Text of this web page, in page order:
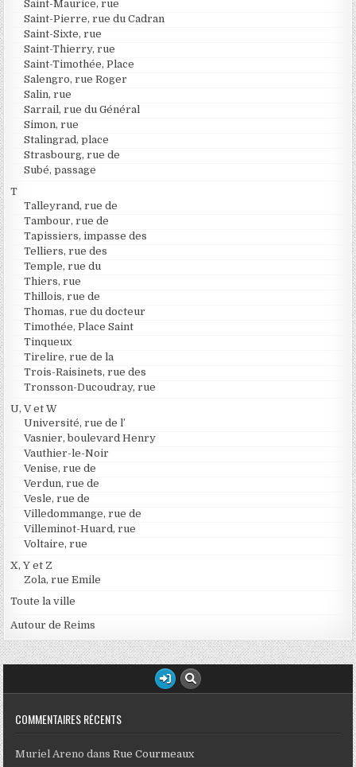
Saint-Maurice, rue
Saint-Pierre, rue du Cadran
Saint-Sixte, rue
Saint-Thierry, rue
Saint-Timothée, Place
Salengro, rue Roger
Salin, rue
Sarrail, rue du Général
Simon, rue
Stalingrad, place
Strasbourg, rue de
Subé, passage
T
Talleyrand, rue de
Tambour, rue de
Tapissiers, impasse des
Telliers, rue des
Temple, rue du
Thiers, rue
Thillois, rue de
Thomas, rue du docteur
Timothée, Place Saint
Tinqueux
Tirelire, rue de la
Trois-Raisinets, rue des
Tronsson-Ducoudray, rue
U, V et W
Université, rue de l’
Vasnier, boulevard Henry
Vauthier-le-Noir
Venise, rue de
Verdun, rue de
Vesle, rue de
Villedommange, rue de
Villeminot-Huard, rue
Voltaire, rue
X, Y et Z
Zola, rue Emile
Toute la ville
Autour de Reims
COMMENTAIRES RÉCENTS
Muriel Areno dansRue Courmeaux